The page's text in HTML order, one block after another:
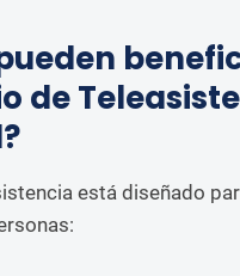
de
está diseñado